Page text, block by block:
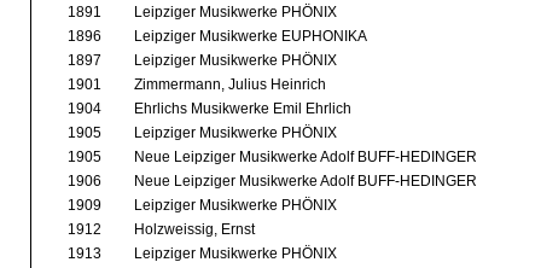
1891
Leipziger Musikwerke PHÖNIX
1896
Leipziger Musikwerke EUPHONIKA
1897
Leipziger Musikwerke PHÖNIX
1901
Zimmermann, Julius Heinrich
1904
Ehrlichs Musikwerke Emil Ehrlich
1905
Leipziger Musikwerke PHÖNIX
1905
Neue Leipziger Musikwerke Adolf BUFF-HEDINGER
1906
Neue Leipziger Musikwerke Adolf BUFF-HEDINGER
1909
Leipziger Musikwerke PHÖNIX
1912
Holzweissig, Ernst
1913
Leipziger Musikwerke PHÖNIX